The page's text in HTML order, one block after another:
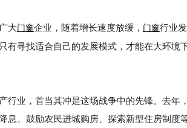
大门窗企业，随着增长速度放缓， 门窗行业
有寻找适合自己的发展模式，才能在大环境
行业，首当其冲是这场战争中的先锋。去年
息、鼓励农民进城购房、探索新型住房制度